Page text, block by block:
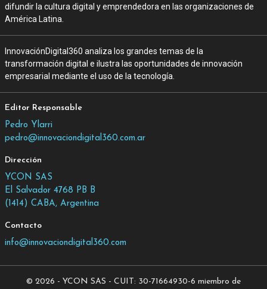
difundir la cultura digital y emprendedora en las organizaciones de
América Latina.
InnovaciónDigital360 analiza los grandes temas de la
transformación digital e ilustra las oportunidades de innovación
empresarial mediante el uso de la tecnología.
Editor Responsable
Pedro Ylarri
pedro@innovaciondigital360.com.ar
Dirección
YCON SAS
El Salvador 4768 PB B
(1414) CABA, Argentina
Contacto
info@innovaciondigital360.com
© 2026 - YCON SAS - CUIT: 30-71664930-6 miembro de